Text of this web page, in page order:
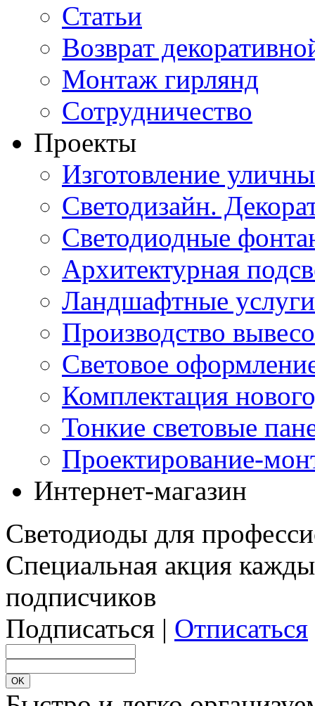
Статьи
Возврат
Монтаж гирлянд
Сотрудничество
Проекты
Изготовление
Светодизайн.
Светодиодные
Архитектурная
Ландшафтные
Производство
Световое
Комплектация
Тонкие световые
Проектирование-
Интернет-магазин
Светодиоды для
Специальная акция
подписчиков
Подписаться | Отписаться